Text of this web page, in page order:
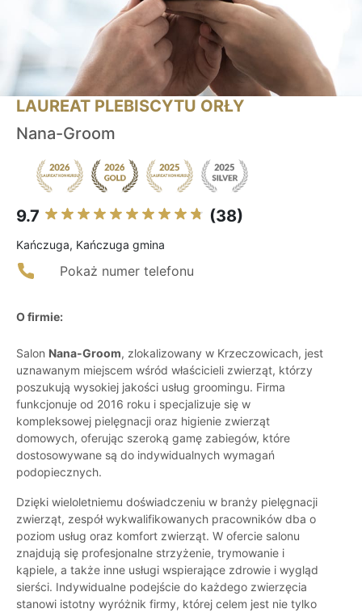
LAUREAT PLEBISCYTU ORŁY
Nana-Groom
9.7 (38)
Kańczuga, Kańczuga gmina
Pokaż numer telefonu
O firmie:
Salon Nana-Groom, zlokalizowany w Krzeczowicach, jest
uznawanym miejscem wśród właścicieli zwierząt, którzy
poszukują wysokiej jakości usług groomingu. Firma
funkcjonuje od 2016 roku i specjalizuje się w
kompleksowej pielęgnacji oraz higienie zwierząt
domowych, oferując szeroką gamę zabiegów, które
dostosowywane są do indywidualnych wymagań
podopiecznych.
Dzięki wieloletniemu doświadczeniu w branży pielęgnacji
zwierząt, zespół wykwalifikowanych pracowników dba o
poziom usług oraz komfort zwierząt. W ofercie salonu
znajdują się profesjonalne strzyżenie, trymowanie i
kąpiele, a także inne usługi wspierające zdrowie i wygląd
sierści. Indywidualne podejście do każdego zwierzęcia
stanowi istotny wyróżnik firmy, której celem jest nie tylko